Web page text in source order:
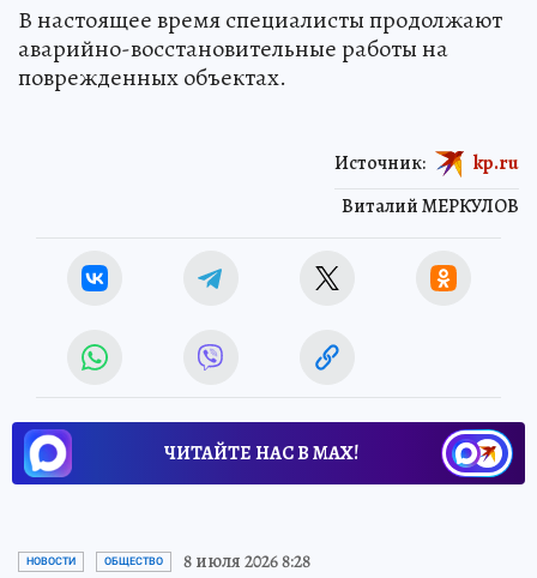
В настоящее время специалисты продолжают
аварийно-восстановительные работы на
поврежденных объектах.
Виталий МЕРКУЛОВ
Источник: kp.ru
ЧИТАЙТЕ НАС В МАХ!
НОВОСТИ ОБЩЕСТВО 8 июля 2026 8:28